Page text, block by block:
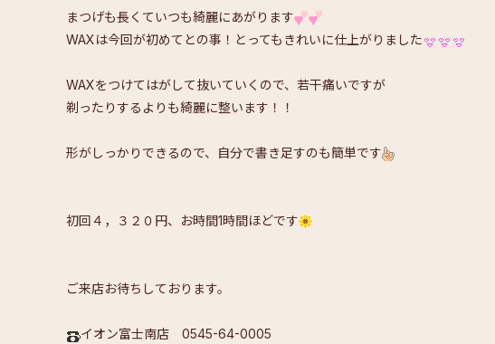
まつげも長くていつも綺麗にあがります
WAXは今回が初めてとの事！とってもきれいに仕上がりました
WAXをつけてはがして抜いていくので、若干痛いですが
剃ったりするよりも綺麗に整います！！
形がしっかりできるので、自分で書き足すのも簡単です
初回４，３２０円、お時間1時間ほどです
ご来店お待ちしております。
イオン富士南店 0545-64-0005